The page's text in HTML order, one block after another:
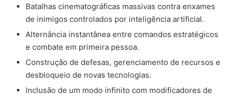
Batalhas cinematográficas massivas contra enxames
de inimigos controlados por inteligência artificial.
Alternância instantânea entre comandos estratégicos
e combate em primeira pessoa.
Construção de defesas, gerenciamento de recursos e
desbloqueio de novas tecnologias.
Inclusão de um modo infinito com modificadores de